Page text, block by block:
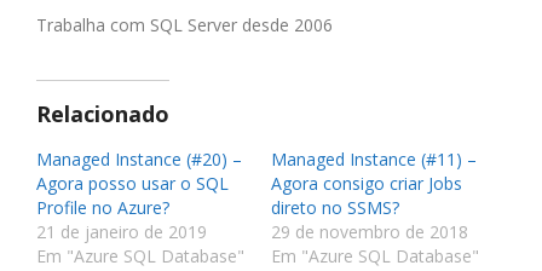
Trabalha com SQL Server desde 2006
Relacionado
Managed Instance (#20) –
Agora posso usar o SQL
Profile no Azure?
21 de janeiro de 2019
Em "Azure SQL Database"
Managed Instance (#11) –
Agora consigo criar Jobs
direto no SSMS?
29 de novembro de 2018
Em "Azure SQL Database"